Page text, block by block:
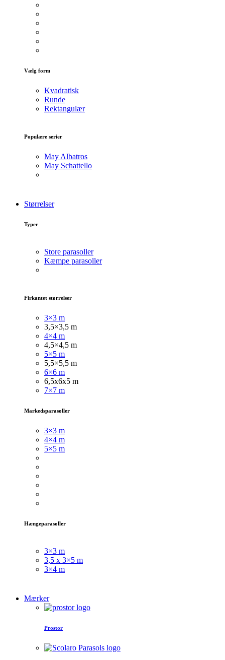
Vælg form
Kvadratisk
Runde
Rektangulær
Populære serier
May Albatros
May Schattello
Størrelser
Typer
Store parasoller
Kæmpe parasoller
Firkantet størrelser
3×3 m
3,5×3,5 m
4×4 m
4,5×4,5 m
5×5 m
5,5×5,5 m
6×6 m
6,5x6x5 m
7×7 m
Markedsparasoller
3×3 m
4×4 m
5×5 m
Hængeparasoller
3×3 m
3,5 x 3×5 m
3×4 m
Mærker
Prostor